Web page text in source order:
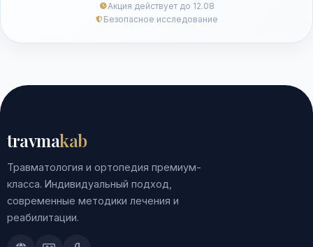
Акция действует до 12.08
Безопасное исследование
travmakab
Травматология и ортопедия премиум-
класса. Индивидуальный подход,
современные методики лечения и
реабилитации.